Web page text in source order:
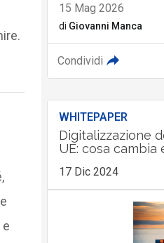
15 Mag 2026
di Giovanni Manca
Condividi
WHITEPAPER
Digitalizzazione
UE: cosa cambia
17 Dic 2024